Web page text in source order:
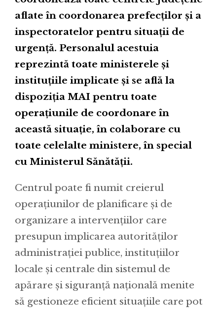
aflate în coordonarea prefecților și a
inspectoratelor pentru situații de
urgență. Personalul acestuia
reprezintă toate ministerele și
instituțiile implicate și se află la
dispoziția MAI pentru toate
operațiunile de coordonare în
această situație, în colaborare cu
toate celelalte ministere, în special
cu Ministerul Sănătății.
Centrul poate fi numit creierul
operațiunilor de planificare și de
organizare a intervențiilor care
presupun implicarea autorităților
administrației publice, instituțiilor
locale și centrale din sistemul de
apărare și siguranță națională menite
să gestioneze eficient situațiile care pot